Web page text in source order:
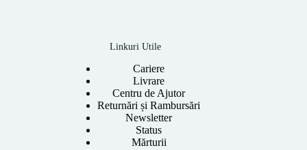
Linkuri Utile
Cariere
Livrare
Centru de Ajutor
Returnări și Rambursări
Newsletter
Status
Mărturii